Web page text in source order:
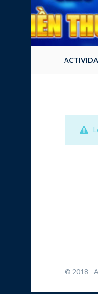
© 2018 -